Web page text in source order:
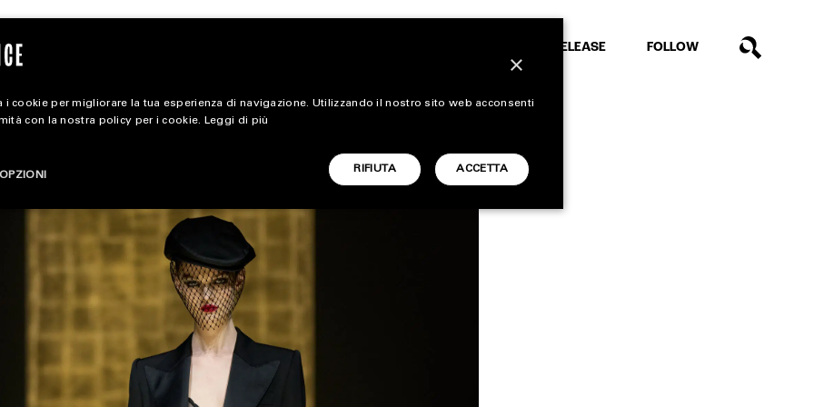
CARICA ALTRI
RELEASE FOLLOW
STYLE
FOOTWEAR
ACCESSORIES
×
i cookie per migliorare la tua esperienza di navigazione. Utilizzando il nostro sito web acconsenti
con la nostra policy per i cookie. Leggi di più
ACCETTA
RIFIUTA